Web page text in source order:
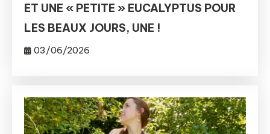
ET UNE « PETITE » EUCALYPTUS POUR
LES BEAUX JOURS, UNE !
03/06/2026